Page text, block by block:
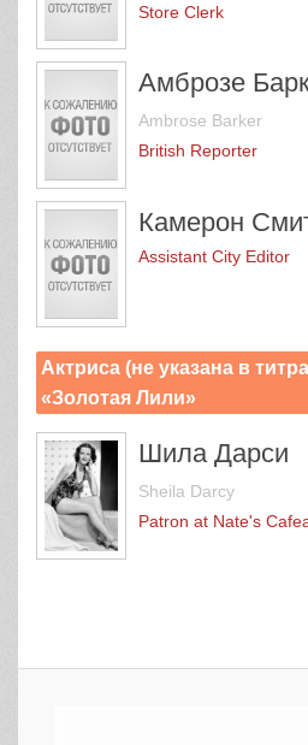
Store Clerk
Амброзе
Ambrose Barker
British Reporter
Камерон
Assistant City Editor
Актриса (не указана в
«Золотая Лили»
Шила Дарси
Sheila Darcy
Patron at Nate's